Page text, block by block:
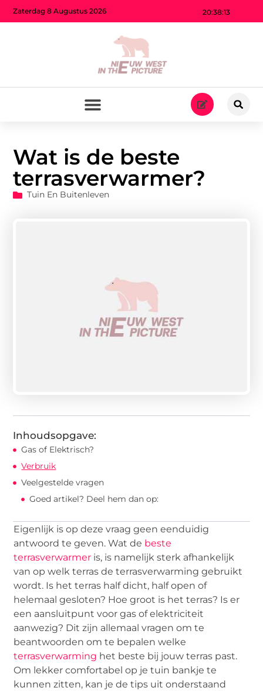
20:38:14
Zaterdag 8 Augustus 2026
Wat is de beste
terrasverwarmer?
Tuin En Buitenleven
Inhoudsopgave:
Gas of Elektrisch?
Verbruik
Veelgestelde vragen
Goed artikel? Deel hem dan op:
Eigenlijk is op deze vraag geen eenduidig
antwoord te geven. Wat de beste
terrasverwarmer is, is namelijk sterk afhankelijk
van op welk terras de terrasverwarming gebruikt
wordt. Is het terras half dicht, half open of
helemaal gesloten? Hoe groot is het terras? Is er
een aansluitpunt voor gas of elektriciteit
aanwezig? Dit zijn allemaal vragen om te
beantwoorden om te bepalen welke
terrasverwarming het beste bij jouw terras past.
Om lekker comfortabel op je tuin bankje te
kunnen zitten, kan je de tips uit onderstaand